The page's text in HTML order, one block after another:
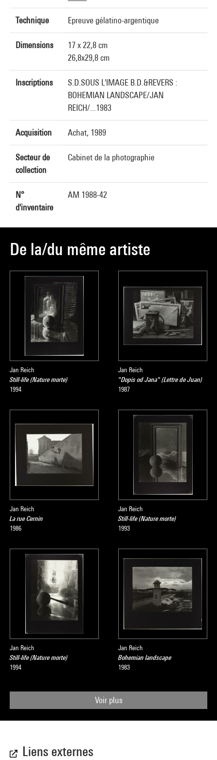
Technique Epreuve gélatino-argentique
Dimensions
17 x 22,8 cm
26,8x29,8 cm
Inscriptions
S.D.SOUS L'IMAGE B.D.&REVERS :
BOHEMIAN LANDSCAPE/JAN
REICH/...1983
Acquisition Achat, 1989
Secteur de
collection
Cabinet de la photographie
N°
d'inventaire
AM 1988-42
De la/du même artiste
Jan Reich
Still-life (Nature morte)
1994
Jan Reich
"Dopis od Jana" (Lettre de Juan)
1987
Jan Reich
La rue Cernin
1986
Jan Reich
Still-life (Nature morte)
1993
Jan Reich
Still-life (Nature morte)
1994
Jan Reich
Bohemian landscape
1983
Voir plus
Liens externes